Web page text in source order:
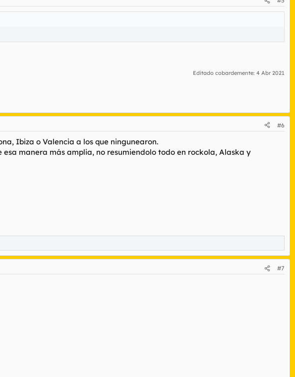
Editado cobardemente: 4 Abr 2021
#6
Ibiza o Valencia a los que ningunearon.
manera más amplia, no resumiendolo todo en rockola, Alaska y
#7